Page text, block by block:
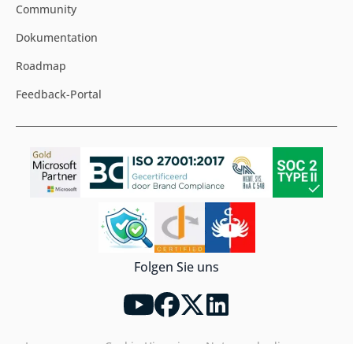
Community
Dokumentation
Roadmap
Feedback-Portal
Folgen Sie uns